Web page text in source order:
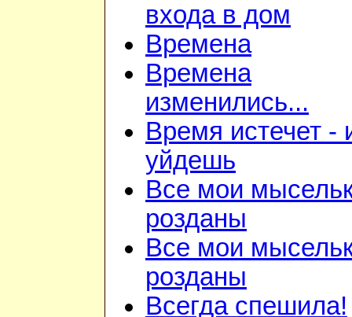
входа в дом
Времена
Времена
изменились...
Время истечет -
уйдешь
Все мои
розданы
Все мои
розданы
Всегда спешила!